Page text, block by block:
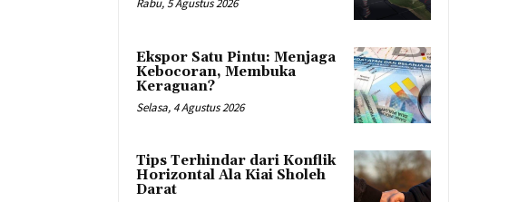
Rabu, 5 Agustus 2026
Ekspor Satu Pintu: Menjaga
Kebocoran, Membuka
Keraguan?
Selasa, 4 Agustus 2026
Tips Terhindar dari Konflik
Horizontal Ala Kiai Sholeh
Darat